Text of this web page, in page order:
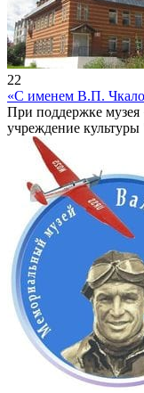
22
«С именем В.П.
При поддержке
учреждение